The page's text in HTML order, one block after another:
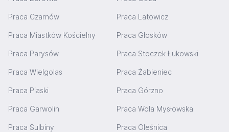
Praca Czarnów Praca Latowicz
Praca Miastków Kościelny Praca Głosków
Praca Parysów Praca Stoczek Łukowski
Praca Wielgolas Praca Żabieniec
Praca Piaski Praca Górzno
Praca Garwolin Praca Wola Mysłowska
Praca Sulbiny Praca Oleśnica